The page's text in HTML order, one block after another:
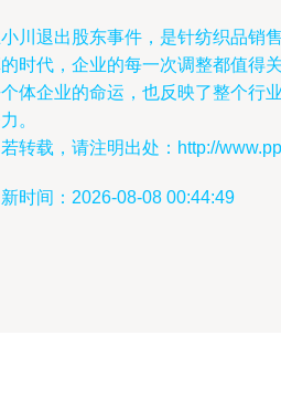
川退出股东事件，是针纺织品销
时代，企业的每一次调整都值得
体企业的命运，也反映了整个行
。
转载，请注明出处：http://
时间：2026-08-08 00:44:49